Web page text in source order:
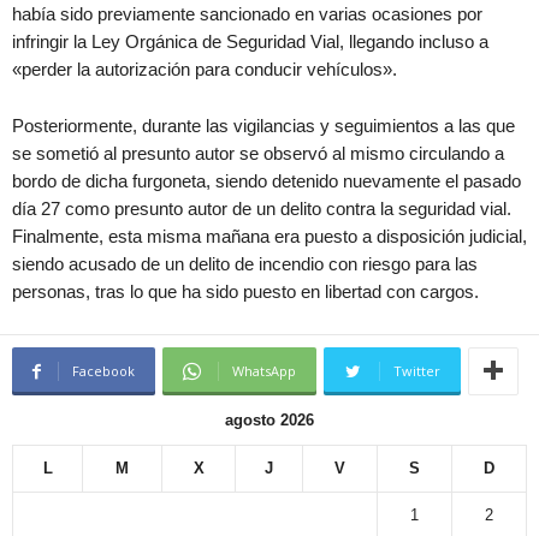
había sido previamente sancionado en varias ocasiones por
infringir la Ley Orgánica de Seguridad Vial, llegando incluso a
«perder la autorización para conducir vehículos».
Posteriormente, durante las vigilancias y seguimientos a las que
se sometió al presunto autor se observó al mismo circulando a
bordo de dicha furgoneta, siendo detenido nuevamente el pasado
día 27 como presunto autor de un delito contra la seguridad vial.
Finalmente, esta misma mañana era puesto a disposición judicial,
siendo acusado de un delito de incendio con riesgo para las
personas, tras lo que ha sido puesto en libertad con cargos.
Facebook WhatsApp Twitter
agosto 2026
L M X J V S D
1 2